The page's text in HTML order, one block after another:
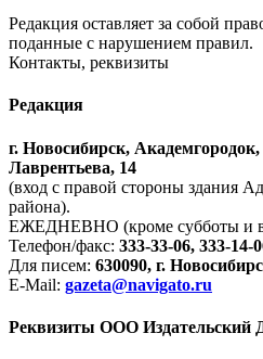
Редакция оставляет за собой
поданные с нарушением правил.
Контакты, реквизиты
Редакция
г. Новосибирск,
Лаврентьева, 14
(вход с правой стороны здания
района).
ЕЖЕДНЕВНО (кроме субботы и
Телефон/факс: 333-33-06, 333-14-
Для писем: 630090, г.
E-Mail: gazeta@navigato.ru
Реквизиты ООО Издательский